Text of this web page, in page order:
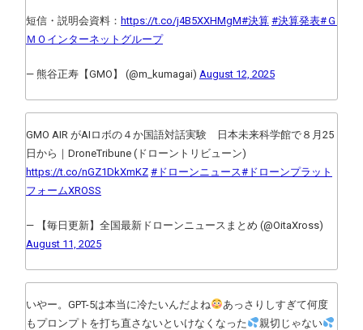
短信・説明会資料： https://t.co/j4B5XXHMgM#決算 #決算発表#Ｇ
ＭＯインターネットグループ
— 熊谷正寿【GMO】 (@m_kumagai) August 12, 2025
GMO AIR がAIロボの４か国語対話実験 日本未来科学館で８月25
日から｜DroneTribune (ドローントリビューン)
https://t.co/nGZ1DkXmKZ #ドローンニュース#ドローンプラット
フォームXROSS
— 【毎日更新】全国最新ドローンニュースまとめ (@OitaXross)
August 11, 2025
いやー。GPT-5は本当に冷たいんだよね
あっさりしすぎて何度
もプロンプトを打ち直さないといけなくなった
親切じゃない